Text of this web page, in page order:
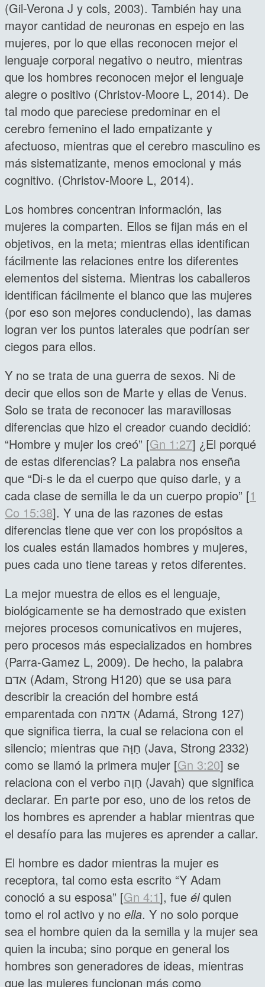
(Gil-Verona J y cols, 2003). También hay una
mayor cantidad de neuronas en espejo en las
mujeres, por lo que ellas reconocen mejor el
lenguaje corporal negativo o neutro, mientras
que los hombres reconocen mejor el lenguaje
alegre o positivo (Christov-Moore L, 2014). De
tal modo que pareciese predominar en el
cerebro femenino el lado empatizante y
afectuoso, mientras que el cerebro masculino es
más sistematizante, menos emocional y más
cognitivo. (Christov-Moore L, 2014).
Los hombres concentran información, las
mujeres la comparten. Ellos se fijan más en el
objetivos, en la meta; mientras ellas identifican
fácilmente las relaciones entre los diferentes
elementos del sistema. Mientras los caballeros
identifican fácilmente el blanco que las mujeres
(por eso son mejores conduciendo), las damas
logran ver los puntos laterales que podrían ser
ciegos para ellos.
Y no se trata de una guerra de sexos. Ni de
decir que ellos son de Marte y ellas de Venus.
Solo se trata de reconocer las maravillosas
diferencias que hizo el creador cuando decidió:
“Hombre y mujer los creó” [Gn 1:27] ¿El porqué
de estas diferencias? La palabra nos enseña
que “Di-s le da el cuerpo que quiso darle, y a
cada clase de semilla le da un cuerpo propio” [1
Co 15:38]. Y una de las razones de estas
diferencias tiene que ver con los propósitos a
los cuales están llamados hombres y mujeres,
pues cada uno tiene tareas y retos diferentes.
La mejor muestra de ellos es el lenguaje,
biológicamente se ha demostrado que existen
mejores procesos comunicativos en mujeres,
pero procesos más especializados en hombres
(Parra-Gamez L, 2009). De hecho, la palabra
אדם (Adam, Strong H120) que se usa para
describir la creación del hombre está
emparentada con אדמה (Adamá, Strong 127)
que significa tierra, la cual se relaciona con el
silencio; mientras que חַוָּה (Java, Strong 2332)
como se llamó la primera mujer [Gn 3:20] se
relaciona con el verbo חָוָה (Javah) que significa
declarar. En parte por eso, uno de los retos de
los hombres es aprender a hablar mientras que
el desafío para las mujeres es aprender a callar.
El hombre es dador mientras la mujer es
receptora, tal como esta escrito “Y Adam
conoció a su esposa” [Gn 4:1], fue élquien
tomo el rol activo y no ella. Y no solo porque
sea el hombre quien da la semilla y la mujer sea
quien la incuba; sino porque en general los
hombres son generadores de ideas, mientras
que las mujeres funcionan más como